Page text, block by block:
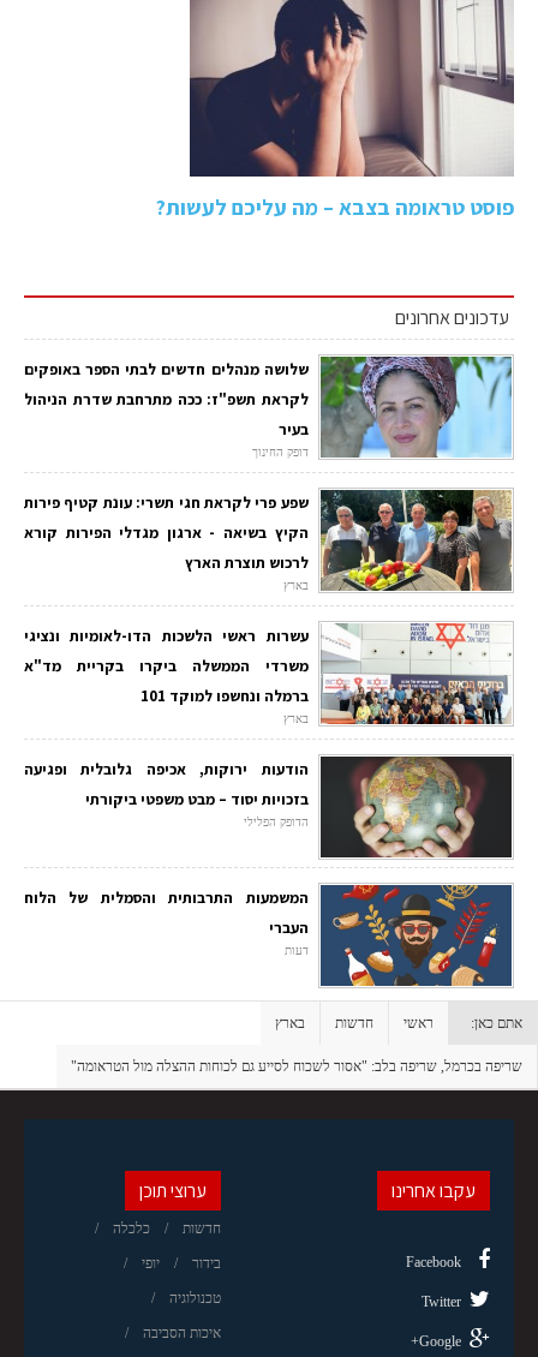
פוסט טראומה בצבא – מה עליכם לעשות?
עדכונים אחרונים
שלושה מנהלים חדשים לבתי הספר באופקים
לקראת תשפ"ז: ככה מתרחבת שדרת הניהול
בעיר
דופק החינוך
שפע פרי לקראת חגי תשרי: עונת קטיף פירות
הקיץ בשיאה - ארגון מגדלי הפירות קורא
לרכוש תוצרת הארץ
בארץ
עשרות ראשי הלשכות הדו-לאומיות ונציגי
משרדי הממשלה ביקרו בקריית מד"א
ברמלה ונחשפו למוקד 101
בארץ
הודעות ירוקות, אכיפה גלובלית ופגיעה
בזכויות יסוד – מבט משפטי ביקורתי
הדופק הפלילי
המשמעות התרבותית והסמלית של הלוח
העברי
דעות
אתם כאן: ראשי חדשות בארץ
שריפה בכרמל, שריפה בלב: "אסור לשכוח לסייע גם לכוחות ההצלה מול הטראומה"
ערוצי תוכן
חדשות כלכלה
בידור יופי
טכנולוגיה
איכות הסביבה
עקבו אחרינו
Facebook
Twitter
Google+